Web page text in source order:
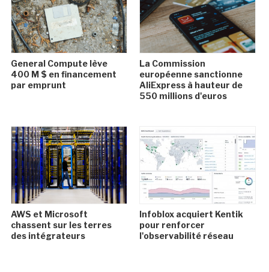
General Compute lève
400 M $ en financement
par emprunt
La Commission
européenne sanctionne
AliExpress à hauteur de
550 millions d'euros
AWS et Microsoft
chassent sur les terres
des intégrateurs
Infoblox acquiert Kentik
pour renforcer
l'observabilité réseau